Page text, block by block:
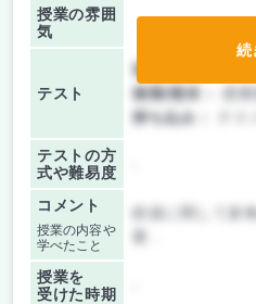
授業の雰囲
気
テスト
前期/中間：
後期/期末：
授業
持ち込み：
テストの方
式や難易度
コメント
授業の内容や
学べたこと
授業を
受けた時期
続